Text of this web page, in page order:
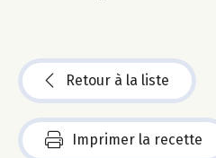
Retour à la liste
Imprimer la recette